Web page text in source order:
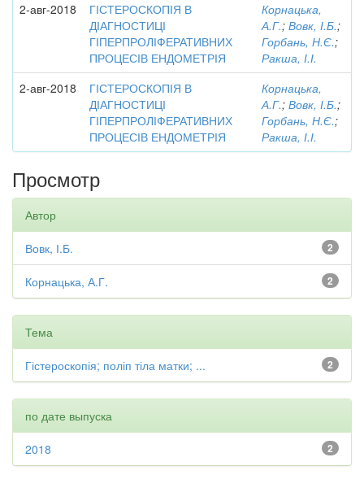
2-авг-2018
ГІСТЕРОСКОПІЯ В
ДІАГНОСТИЦІ
ГІПЕРПРОЛІФЕРАТИВНИХ
ПРОЦЕСІВ ЕНДОМЕТРІЯ
Корнацька,
А.Г.; Вовк, І.Б.;
Горбань, Н.Є.;
Ракша, І.І.
2-авг-2018
ГІСТЕРОСКОПІЯ В
ДІАГНОСТИЦІ
ГІПЕРПРОЛІФЕРАТИВНИХ
ПРОЦЕСІВ ЕНДОМЕТРІЯ
Корнацька,
А.Г.; Вовк, І.Б.;
Горбань, Н.Є.;
Ракша, І.І.
Просмотр
Автор
2
Вовк, І.Б.
2
Корнацька, А.Г.
Тема
2
Гістероскопія; поліп тіла матки; ...
по дате выпуска
2
2018